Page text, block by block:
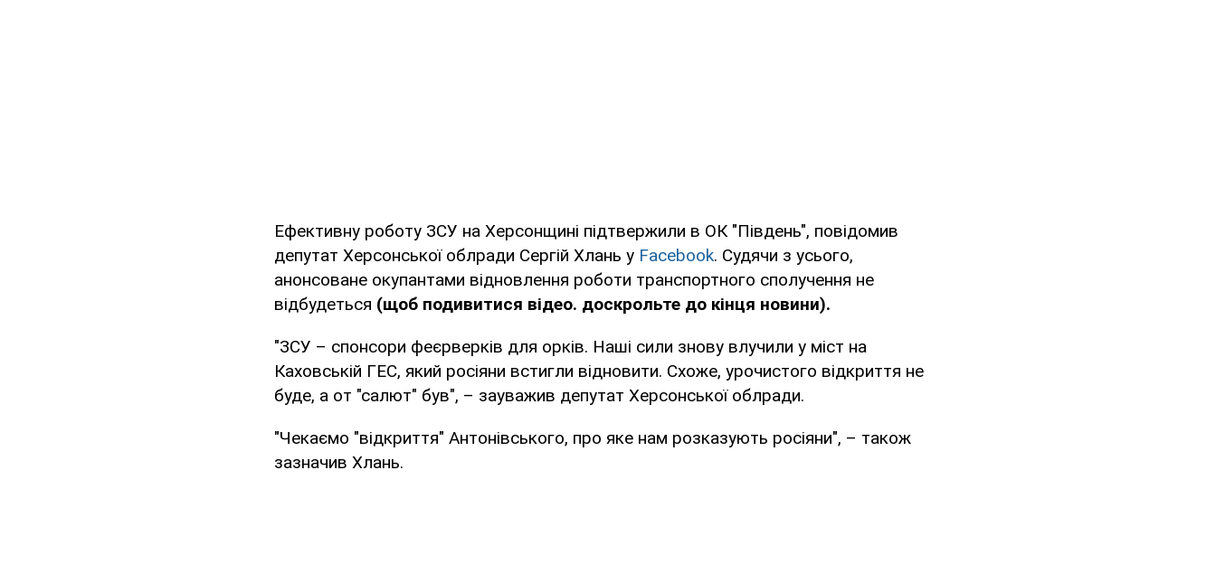
Ефективну роботу ЗСУ на Херсонщині підтвержили в ОК "Південь", повідомив
депутат Херсонської облради Сергій Хлань у Facebook. Судячи з усього,
анонсоване окупантами відновлення роботи транспортного сполучення не
відбудеться (щоб подивитися відео. доскрольте до кінця новини).
"ЗСУ – спонсори феєрверків для орків. Наші сили знову влучили у міст на
Каховській ГЕС, який росіяни встигли відновити. Схоже, урочистого відкриття не
буде, а от "салют" був", – зауважив депутат Херсонської облради.
"Чекаємо "відкриття" Антонівського, про яке нам розказують росіяни", – також
зазначив Хлань.